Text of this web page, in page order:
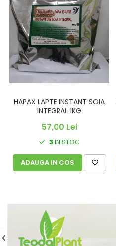
HAPAX LAPTE INSTANT SOIA
INTEGRAL 1KG
57,00 Lei
3IN STOC
ADAUGA IN COS